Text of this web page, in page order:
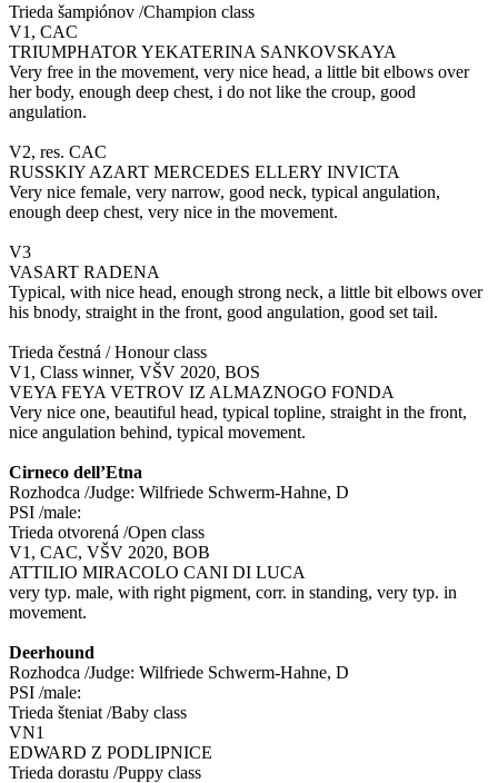
Trieda šampiónov /Champion class
V1, CAC
TRIUMPHATOR YEKATERINA SANKOVSKAYA
Very free in the movement, very nice head, a little bit elbows over
her body, enough deep chest, i do not like the croup, good
angulation.
V2, res. CAC
RUSSKIY AZART MERCEDES ELLERY INVICTA
Very nice female, very narrow, good neck, typical angulation,
enough deep chest, very nice in the movement.
V3
VASART RADENA
Typical, with nice head, enough strong neck, a little bit elbows over
his bnody, straight in the front, good angulation, good set tail.
Trieda čestná / Honour class
V1, Class winner, VŠV 2020, BOS
VEYA FEYA VETROV IZ ALMAZNOGO FONDA
Very nice one, beautiful head, typical topline, straight in the front,
nice angulation behind, typical movement.
Cirneco dell’Etna
Rozhodca /Judge: Wilfriede Schwerm-Hahne, D
PSI /male:
Trieda otvorená /Open class
V1, CAC, VŠV 2020, BOB
ATTILIO MIRACOLO CANI DI LUCA
very typ. male, with right pigment, corr. in standing, very typ. in
movement.
Deerhound
Rozhodca /Judge: Wilfriede Schwerm-Hahne, D
PSI /male:
Trieda šteniat /Baby class
VN1
EDWARD Z PODLIPNICE
Trieda dorastu /Puppy class